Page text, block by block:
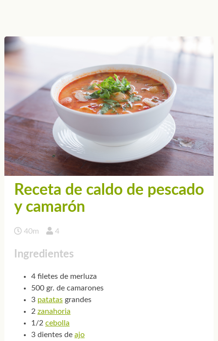
Receta de caldo de pescado
y camarón
40m 4
Ingredientes
4 filetes de merluza
500 gr. de camarones
3 patatasgrandes
2 zanahoria
1/2 cebolla
3 dientes de ajo